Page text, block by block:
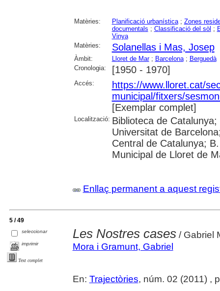
Matèries: Planificació urbanística; Zones
documentals ; Classificació del sòl ;
Vinya
Matèries:
Solanellas i Mas, Josep
Àmbit: Lloret de Mar; Barcelona; Berguedà
Cronologia:
[1950 - 1970]
Accés:
https://www.lloret.cat/
municipal/fitxers/
[Exemplar complet]
Localització: Biblioteca de
Universitat de
Central de Catalunya;
Municipal de Lloret de
Enllaç permanent a aquest
5 / 49
seleccionar
imprimir
Text complet
Les Nostres cases/ Gabriel
Mora i Gramunt, Gabriel
En: Trajectòries, núm. 02 (2011) ,